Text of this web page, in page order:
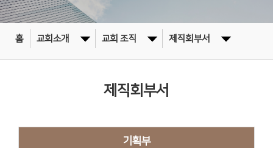
홈 교회소개 교회 조직 제직회부서
제직회부서
기획부